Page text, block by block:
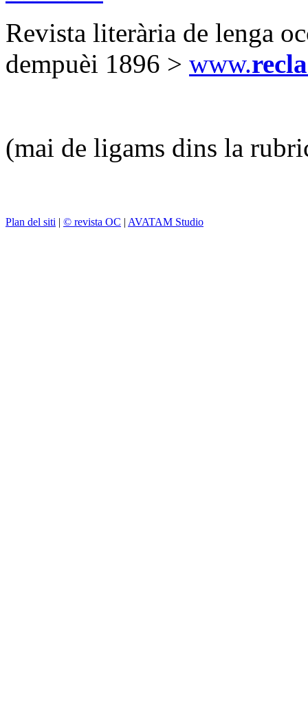
Revista literària de lenga
dempuèi 1896 > www.
(mai de ligams dins la
Plan del siti | © revista OC | AVATAM Studio